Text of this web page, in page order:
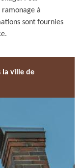
ramonage à
sont fournies
la ville de